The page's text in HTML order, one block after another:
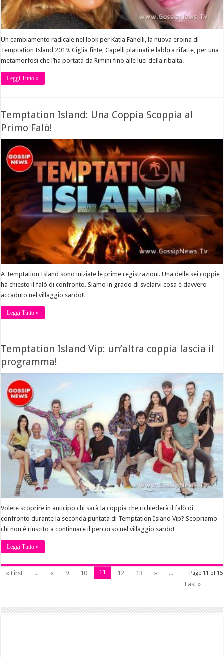
Un cambiamento radicale nel look per Katia Fanelli, la nuova eroina di
Temptation Island 2019. Ciglia finte, Capelli platinati e labbra rifatte, per una
metamorfosi che l’ha portata da Rimini fino alle luci della ribalta.
Leggi Tutto »
Temptation Island: Una Coppia Scoppia al
Primo Falò!
A Temptation Island sono iniziate le prime registrazioni. Una delle sei coppie
ha chiesto il falò di confronto. Siamo in grado di svelarvi cosa è davvero
accaduto nel villaggio sardo!!
Leggi Tutto »
Temptation Island Vip: un’altra coppia lascia il
programma!
Volete scoprire in anticipo chi sarà la coppia che richiederà il falò di
confronto durante la seconda puntata di Temptation Island Vip? Scopriamo
chi non è riuscito a continuare il percorso nel villaggio sardo!
Leggi Tutto »
Page 11 of 15
« First ... « 9 10 11 12 13 »
...
Last »